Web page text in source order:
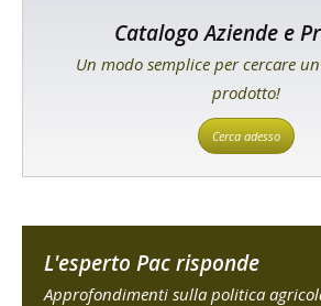
Catalogo Aziende e
Un modo semplice per cercare
prodotto!
Cerca adesso
L'esperto Pac risponde
Approfondimenti sulla politica